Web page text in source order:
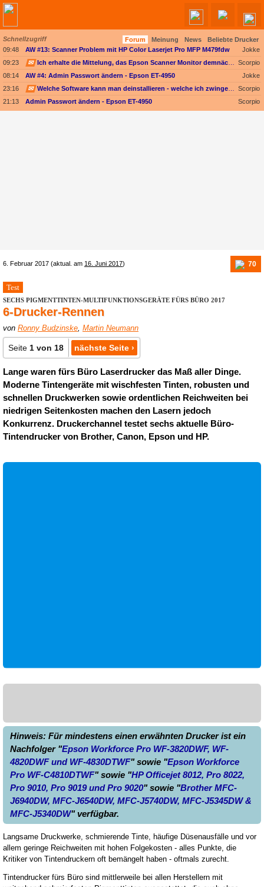
Schnellzugriff Forum Meinung News
Beliebte Drucker
09:48
AW #13: Scanner Problem mit HP Color Laserjet Pro MFP M479fdw
Jokke
09:23
✉
Scorpio
08:14
AW #4: Admin Passwort ändern - Epson ET-4950
Jokke
23:16
✉
Scorpio
21:13
Admin Passwort ändern - Epson ET-4950 Scorpio
6. Februar 2017 (aktual. am 16. Juni 2017) 70
Test
SECHS PIGMENTTINTEN-MULTIFUNKTIONSGERÄTE FÜRS BÜRO 2017
6-Drucker-Rennen
von Ronny Budzinske Martin Neumann
Seite 1 von 18 nächste Seite ›
Lange waren fürs Büro Laserdrucker das Maß aller Dinge.
Moderne Tintengeräte mit wischfesten Tinten, robusten und
schnellen Druckwerken sowie ordentlichen Reichweiten bei
niedrigen Seitenkosten machen den Lasern jedoch
Konkurrenz. Druckerchannel testet sechs aktuelle Büro-
Tintendrucker von Brother, Canon, Epson und HP.
Angebote werden geladen...
Hinweis: Für mindestens einen erwähnten Drucker ist ein
Nachfolger "Epson Workforce Pro WF-3820DWF, WF-
4820DWF und WF-4830DTWF" sowie "Epson Workforce
Pro WF-C4810DTWF" sowie "HP Officejet 8012, Pro 8022,
Pro 9010, Pro 9019 und Pro 9020" sowie "Brother MFC-
J6940DW, MFC-J6540DW, MFC-J5740DW, MFC-J5345DW &
MFC-J5340DW" verfügbar.
Langsame Druckwerke, schmierende Tinte, häufige Düsenausfälle und vor
allem geringe Reichweiten mit hohen Folgekosten - alles Punkte, die
Kritiker von Tintendruckern oft bemängelt haben - oftmals zurecht.
Tintendrucker fürs Büro sind mittlerweile bei allen Herstellern mit